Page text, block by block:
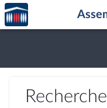
Aller au contenu
Aller en bas de la page
Accèder
à la
page